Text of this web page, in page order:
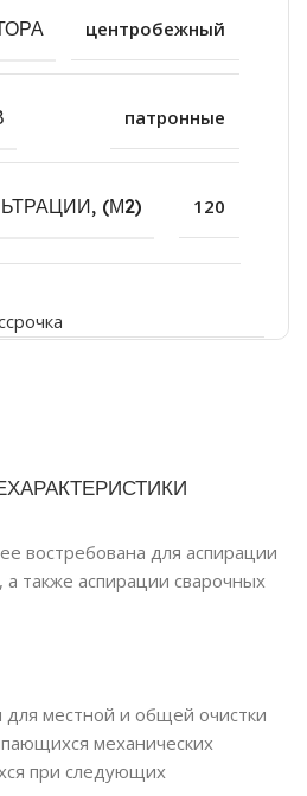
центробежный
патронные
(М2) 120
ХАРАКТЕРИСТИКИ
востребована для аспирации
а также аспирации сварочных
для местной и общей очистки
механических
при следующих